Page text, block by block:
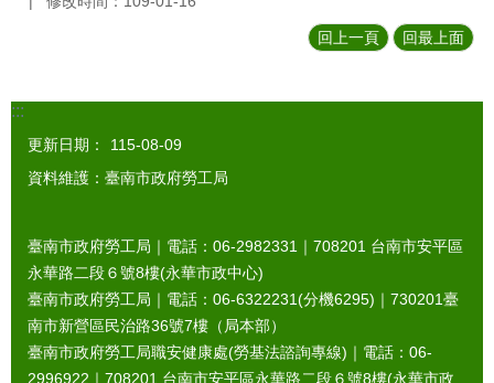
回上一頁 回最上面
:::
更新日期：
115-08-09
資料維護：臺南市政府勞工局
臺南市政府勞工局｜電話：06-2982331｜ 708201 台南市安平區
永華路二段６號8樓(永華市政中心)
臺南市政府勞工局｜電話：06-6322231(分機6295)｜ 730201臺
南市新營區民治路36號7樓（局本部）
臺南市政府勞工局職安健康處(勞基法諮詢專線)｜電話：06-
2996922｜ 708201 台南市安平區永華路二段６號8樓(永華市政